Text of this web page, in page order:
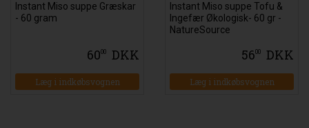
Instant Miso suppe Græskar
- 60 gram
6000 DKK
Læg i indkøbsvognen
Instant Miso suppe Tofu &
Ingefær Økologisk- 60 gr -
NatureSource
5600 DKK
Læg i indkøbsvognen